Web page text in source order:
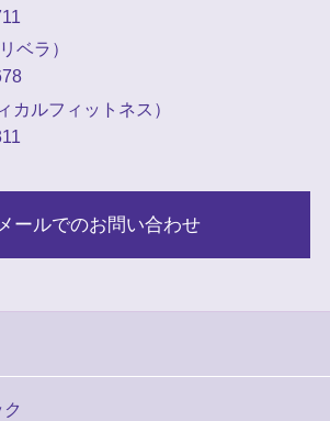
ベラ）
カルフィットネス）
ールでのお問い合わせ